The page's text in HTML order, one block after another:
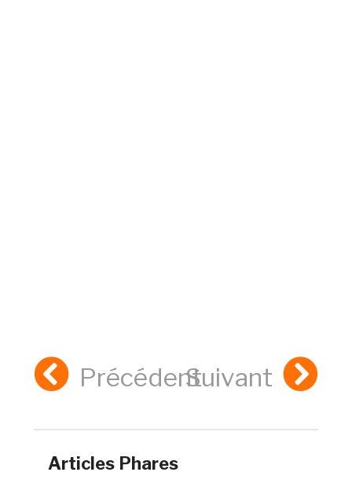
PrécédentSuivant
Articles Phares